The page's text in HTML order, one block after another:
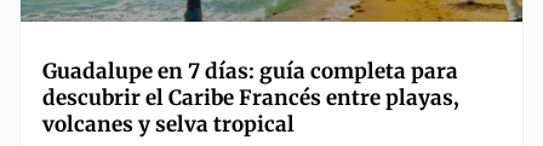
Guadalupe en 7 días: guía completa para
descubrir el Caribe Francés entre playas,
volcanes y selva tropical